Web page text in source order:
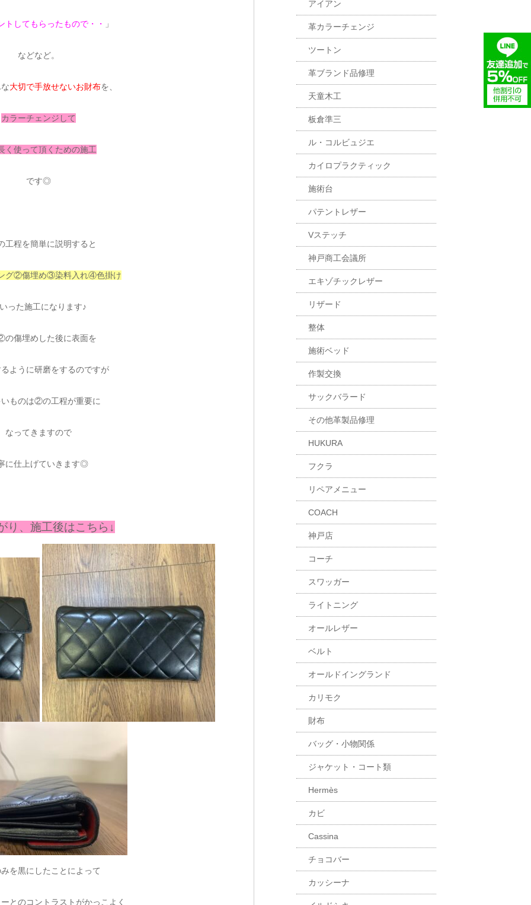
トしてもらったもので・・ 」
などなど。
大切で手放せないお財布を、
カラーチェンジして
く使って頂くための施工
です◎
工程を簡単に説明すると
グ②傷埋め③染料入れ④色掛け
った施工になります♪
の傷埋めした後に表面を
ように研磨をするのですが
ものは②の工程が重要に
なってきますので
に仕上げていきます◎
り、施工後はこちら↓
を黒にしたことによって
とのコントラストがかっこよく
アイアン
革カラーチェンジ
ツートン
革ブランド品修理
天童木工
板倉準三
ル・コルビュジエ
カイロプラクティック
施術台
パテントレザー
Vステッチ
神戸商工会議所
エキゾチックレザー
リザード
整体
施術ベッド
作製交換
サックバラード
その他革製品修理
HUKURA
フクラ
リペアメニュー
COACH
神戸店
コーチ
スワッガー
ライトニング
オールレザー
ベルト
オールドイングランド
カリモク
財布
バッグ・小物関係
ジャケット・コート類
Hermès
カビ
Cassina
チョコバー
カッシーナ